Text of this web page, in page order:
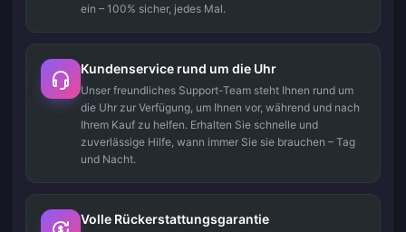
ein – 100% sicher, jedes Mal.
Kundenservice rund um die Uhr
Unser freundliches Support-Team steht Ihnen rund um
die Uhr zur Verfügung, um Ihnen vor, während und nach
Ihrem Kauf zu helfen. Erhalten Sie schnelle und
zuverlässige Hilfe, wann immer Sie sie brauchen – Tag
und Nacht.
Volle Rückerstattungsgarantie